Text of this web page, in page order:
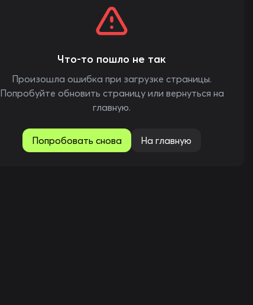
Что-то пошло не так
Произошла ошибка при загрузке страницы.
Попробуйте обновить страницу или вернуться на
главную.
Попробовать снова На главную